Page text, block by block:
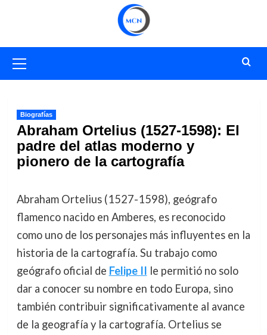
primario
Biografías
Abraham Ortelius (1527-1598): El
padre del atlas moderno y
pionero de la cartografía
Abraham Ortelius (1527-1598), geógrafo
flamenco nacido en Amberes, es reconocido
como uno de los personajes más influyentes en la
historia de la cartografía. Su trabajo como
geógrafo oficial de Felipe II le permitió no solo
dar a conocer su nombre en todo Europa, sino
también contribuir significativamente al avance
de la geografía y la cartografía. Ortelius se